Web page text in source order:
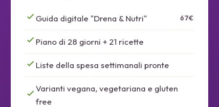
Guida digitale "Drena & Nutri" 67€
Piano di 28 giorni + 21 ricette
Liste della spesa settimanali pronte
Varianti vegana, vegetariana e gluten
free